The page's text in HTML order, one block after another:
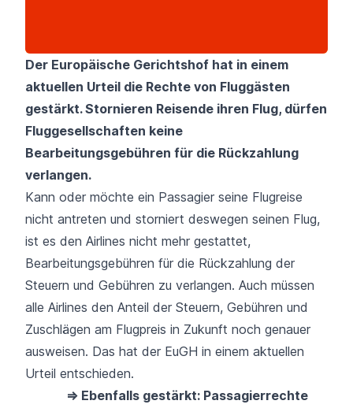
Der Europäische Gerichtshof hat in einem
aktuellen Urteil die Rechte von Fluggästen
gestärkt. Stornieren Reisende ihren Flug, dürfen
Fluggesellschaften keine
Bearbeitungsgebühren für die Rückzahlung
verlangen.
Kann oder möchte ein Passagier seine Flugreise
nicht antreten und storniert deswegen seinen Flug,
ist es den Airlines nicht mehr gestattet,
Bearbeitungsgebühren für die Rückzahlung der
Steuern und Gebühren zu verlangen. Auch müssen
alle Airlines den Anteil der Steuern, Gebühren und
Zuschlägen am Flugpreis in Zukunft noch genauer
ausweisen. Das hat der EuGH in einem aktuellen
Urteil entschieden.
⇒ Ebenfalls gestärkt: Passagierrechte